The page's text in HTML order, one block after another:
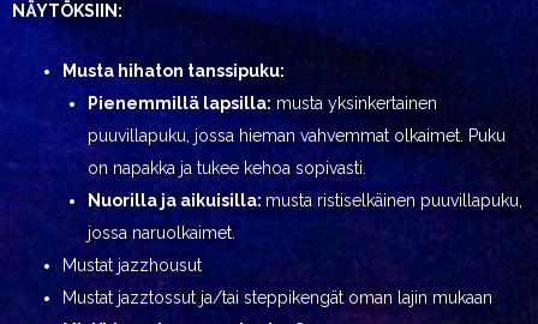
NÄYTÖKSIIN:
Musta hihaton tanssipuku:
Pienemmillä lapsilla: musta yksinkertainen
puuvillapuku, jossa hieman vahvemmat olkaimet. Puku
on napakka ja tukee kehoa sopivasti.
Nuorilla ja aikuisilla: musta ristiselkäinen puuvillapuku,
jossa naruolkaimet.
Mustat jazzhousut
Mustat jazztossut ja/tai steppikengät oman lajin mukaan